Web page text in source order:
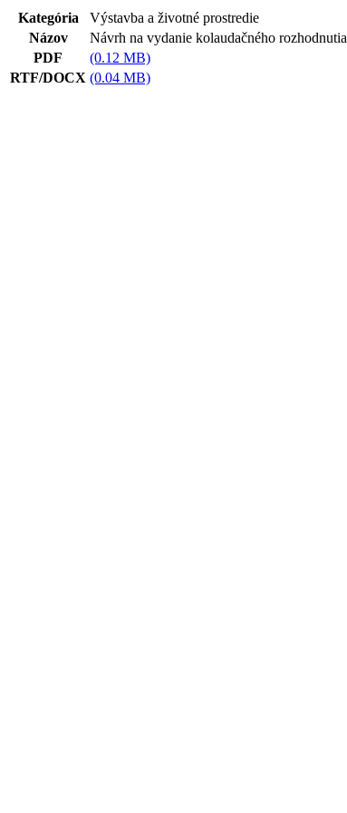
Kategória
Výstavba a životné prostredie
Názov
Návrh na vydanie kolaudačného rozhodnutia
PDF
(0.12 MB)
RTF/DOCX (0.04 MB)